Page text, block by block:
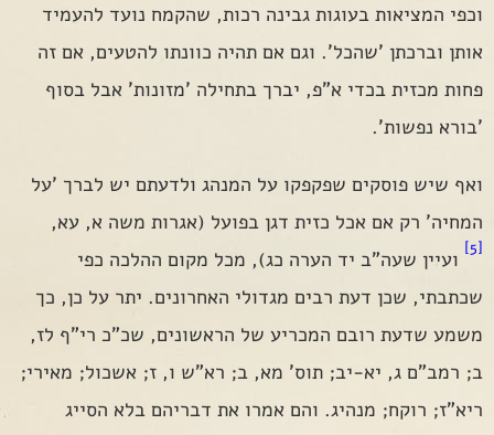
וכפי המציאות בעוגות גבינה רכות, שהקמח נועד להעמיד
אותן וברכתן 'שהכל'. וגם אם תהיה כוונתו להטעים, אם זה
פחות מכזית בכדי א"פ, יברך בתחילה 'מזונות' אבל בסוף
'בורא נפשות'.
ואף שיש פוסקים שפקפקו על המנהג ולדעתם יש לברך 'על
המחיה' רק אם אכל כזית דגן בפועל (אגרות משה א, עא,
[5]
ועיין שעה"ב יד הערה כג), מכל מקום ההלכה כפי
שכתבתי, שכן דעת רבים מגדולי האחרונים. יתר על כן, כך
משמע שדעת רובם המכריע של הראשונים, שכ"כ רי"ף לז,
ב; רמב"ם ג, יא-יב; תוס' מא, ב; רא"ש ו, ז; אשכול; מאירי;
ריא"ז; רוקח; מנהיג. והם אמרו את דבריהם בלא הסייג